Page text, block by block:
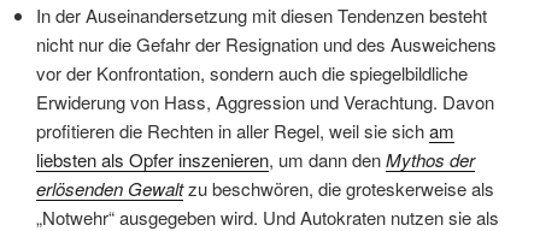
In der Auseinandersetzung mit diesen Tendenzen besteht
nicht nur die Gefahr der Resignation und des Ausweichens
vor der Konfrontation, sondern auch die spiegelbildliche
Erwiderung von Hass, Aggression und Verachtung. Davon
profitieren die Rechten in aller Regel, weil sie sicham
liebsten als Opfer inszenieren, um dann denMythos der
erlösenden Gewaltzu beschwören, die groteskerweise als
„Notwehr“ ausgegeben wird. Und Autokraten nutzen sie als